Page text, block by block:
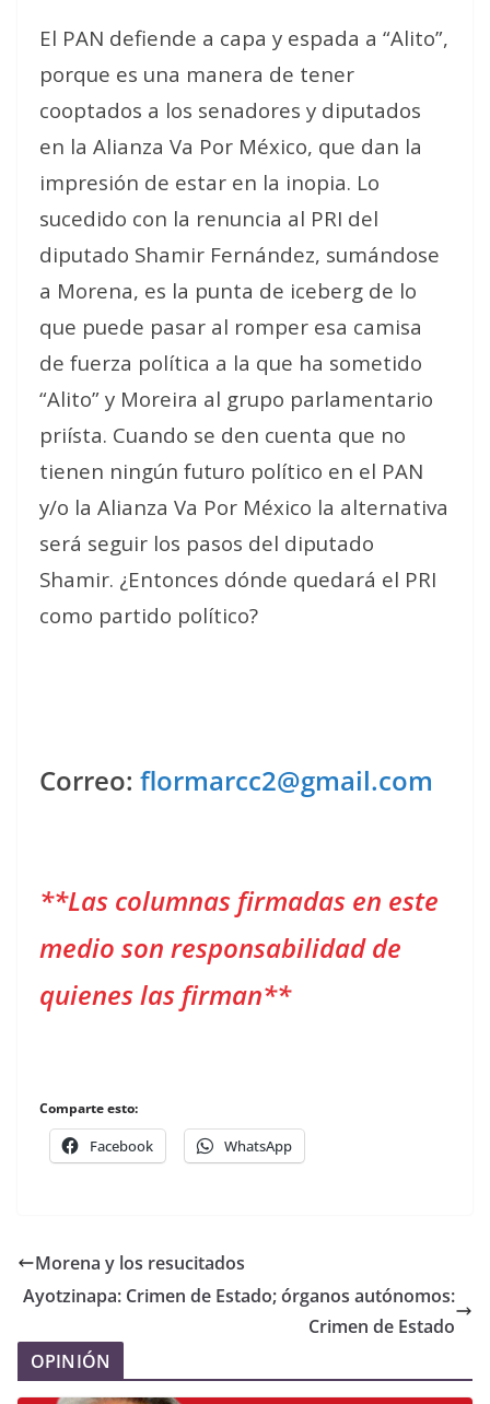
El PAN defiende a capa y espada a “Alito”,
porque es una manera de tener
cooptados a los senadores y diputados
en la Alianza Va Por México, que dan la
impresión de estar en la inopia. Lo
sucedido con la renuncia al PRI del
diputado Shamir Fernández, sumándose
a Morena, es la punta de iceberg de lo
que puede pasar al romper esa camisa
de fuerza política a la que ha sometido
“Alito” y Moreira al grupo parlamentario
priísta. Cuando se den cuenta que no
tienen ningún futuro político en el PAN
y/o la Alianza Va Por México la alternativa
será seguir los pasos del diputado
Shamir. ¿Entonces dónde quedará el PRI
como partido político?
Correo: flormarcc2@gmail.com
**Las columnas firmadas en este
medio son responsabilidad de
quienes las firman**
Comparte esto:
Facebook WhatsApp
Morena y los resucitados
Ayotzinapa: Crimen de Estado; órganos autónomos:
Crimen de Estado
OPINIÓN